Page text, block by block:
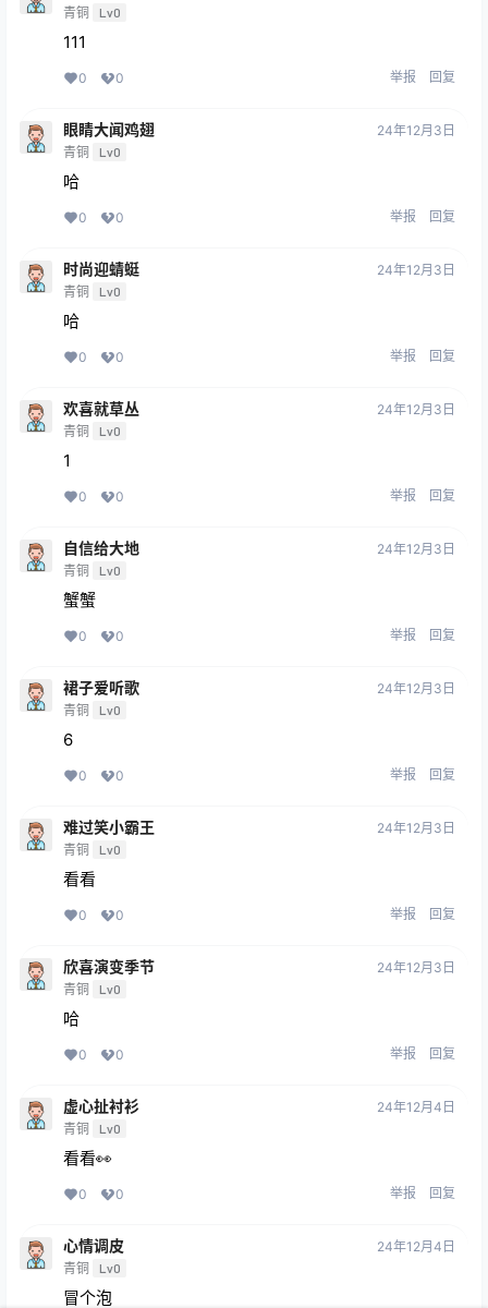
青铜 Lv0
111
0 0 举报 回复
眼睛大闻鸡翅
青铜 Lv0
24年12月3日
哈
0 0 举报 回复
时尚迎蜻蜓
青铜 Lv0
24年12月3日
哈
0 0 举报 回复
欢喜就草丛
青铜 Lv0
24年12月3日
1
0 0 举报 回复
自信给大地
青铜 Lv0
24年12月3日
蟹蟹
0 0 举报 回复
裙子爱听歌
青铜 Lv0
24年12月3日
6
0 0 举报 回复
难过笑小霸王
青铜 Lv0
24年12月3日
看看
0 0 举报 回复
欣喜演变季节
青铜 Lv0
24年12月3日
哈
0 0 举报 回复
虚心扯衬衫
青铜 Lv0
24年12月4日
看看👀
0 0 举报 回复
心情调皮
青铜 Lv0
24年12月4日
冒个泡